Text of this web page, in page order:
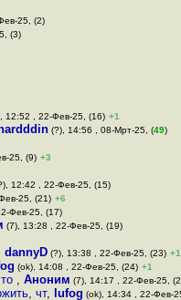
25, (2)
(3)
12:52 , 22-Фев-25, (16) +1
(?), 14:56 , 08-Мрт-25, (49)
25, (9) +3
12:42 , 22-Фев-25, (15)
25, (21) +6
Фев-25, (17)
(7), 13:28 , 22-Фев-25, (19)
dannyD (?), 13:38 , 22-Фев-25, (23) +1
(ok), 14:08 , 22-Фев-25, (24) +1
, Аноним (7), 14:17 , 22-Фев-25,
чт, lufog (ok), 14:34 , 22-Фев-